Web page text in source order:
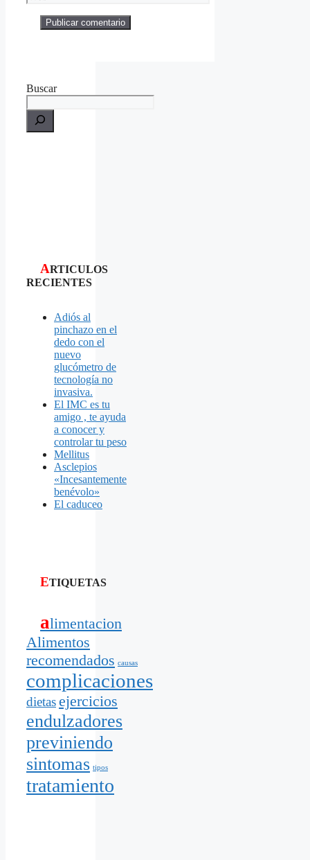
Buscar
ARTICULOS
RECIENTES
Adiós al
pinchazo en el
dedo con el
nuevo
glucómetro de
tecnología no
invasiva.
El IMC es tu
amigo , te ayuda
a conocer y
controlar tu peso
Mellitus
Asclepios
«Incesantemente
benévolo»
El caduceo
ETIQUETAS
alimentacion
Alimentos
recomendados causas
complicaciones
dietasejercicios
endulzadores
previniendo
sintomas tipos
tratamiento